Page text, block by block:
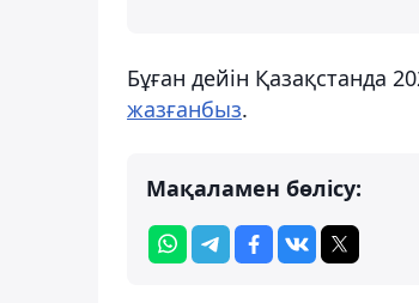
Бұған дейін Қазақстанда
жазғанбыз.
Мақаламен бөлісу: